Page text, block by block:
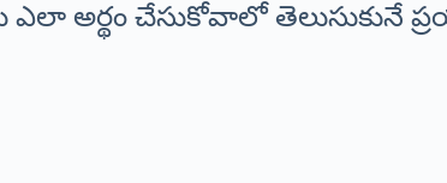
అర్థం చేసుకోవాలో తెలుసుకునే